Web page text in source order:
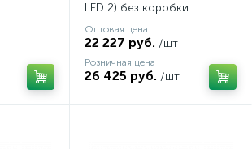
LED 2) без коробки
Оптовая цена
22 227 руб. /шт
Розничная цена
26 425 руб. /шт